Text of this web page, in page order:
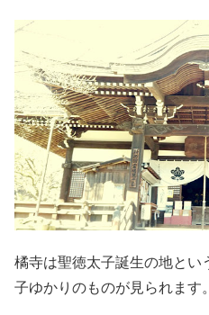
橘寺は聖徳太子誕生の地とい
子ゆかりのものが見られます。